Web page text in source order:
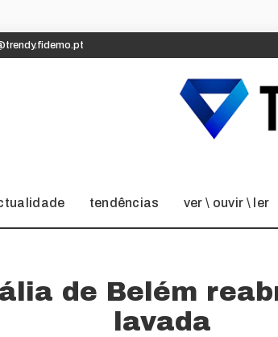
tendências ver \ ouvir \ ler
de Belém
lavada